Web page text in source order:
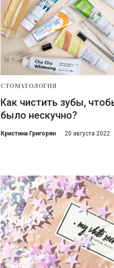
СТОМАТОЛОГИЯ
Как чистить зубы,
было нескучно?
Кристина Григорян 20 августа 2022